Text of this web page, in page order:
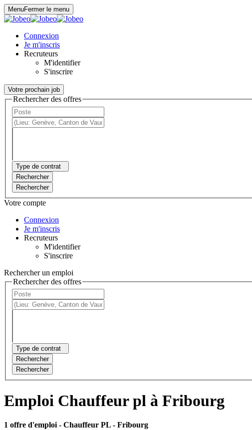
MenuFermer le menu
Connexion
Je m'inscris
Recruteurs
M'identifier
S'inscrire
Votre prochain job
Rechercher des offres
Type de contrat
Rechercher
Rechercher
Votre compte
Connexion
Je m'inscris
Recruteurs
M'identifier
S'inscrire
Rechercher un emploi
Rechercher des offres
Type de contrat
Rechercher
Rechercher
Emploi Chauffeur pl à Fribourg
1 offre d'emploi - Chauffeur PL - Fribourg
Panneau de gestion des cookies